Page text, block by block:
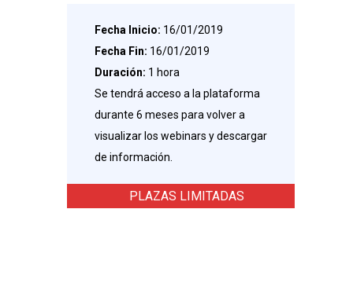
Fecha Inicio: 16/01/2019
Fecha Fin: 16/01/2019
Duración: 1 hora
Se tendrá acceso a la plataforma
durante 6 meses para volver a
visualizar los webinars y descargar
de información.
PLAZAS LIMITADAS